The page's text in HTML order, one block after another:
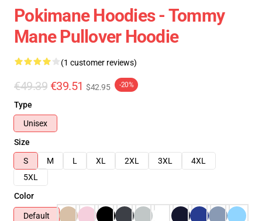
Pokimane Hoodies - Tommy
Mane Pullover Hoodie
(1 customer reviews)
€49.39 €39.51 $42.95 -20%
Type
Unisex
Size
S
M L XL 2XL 3XL
4XL
5XL
Color
Default